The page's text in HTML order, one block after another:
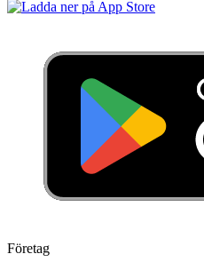
Företag